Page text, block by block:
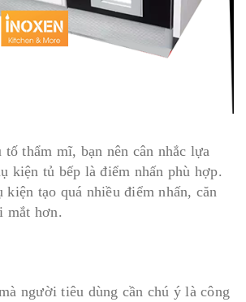
thẩm mĩ, bạn nên cân nhắc lựa
kiện tủ bếp là điểm nhấn phù hợp.
kiện tạo quá nhiều điểm nhấn, căn
mắt hơn.
người tiêu dùng cần chú ý là công